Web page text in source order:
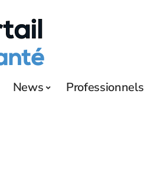
News Professionnels